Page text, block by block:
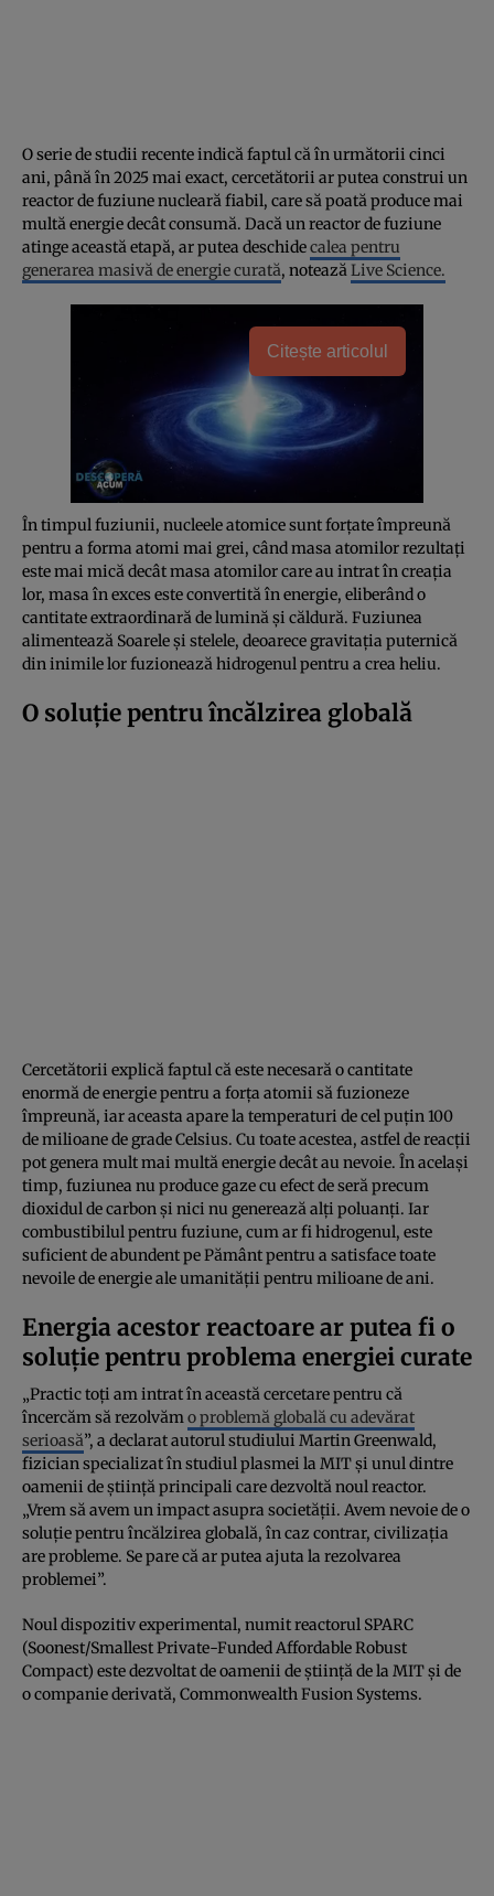
O serie de studii recente indică faptul că în următorii cinci
ani, până în 2025 mai exact, cercetătorii ar putea construi un
reactor de fuziune nucleară fiabil, care să poată produce mai
multă energie decât consumă. Dacă un reactor de fuziune
atinge această etapă, ar putea deschidecalea pentru
generarea masivă de energie curată, noteazăLive Science.
Citește articolul
În timpul fuziunii, nucleele atomice sunt forțate împreună
pentru a forma atomi mai grei, când masa atomilor rezultați
este mai mică decât masa atomilor care au intrat în creația
lor, masa în exces este convertită în energie, eliberând o
cantitate extraordinară de lumină și căldură. Fuziunea
alimentează Soarele și stelele, deoarece gravitația puternică
din inimile lor fuzionează hidrogenul pentru a crea heliu.
O soluție pentru încălzirea globală
Cercetătorii explică faptul că este necesară o cantitate
enormă de energie pentru a forța atomii să fuzioneze
împreună, iar aceasta apare la temperaturi de cel puțin 100
de milioane de grade Celsius. Cu toate acestea, astfel de reacții
pot genera mult mai multă energie decât au nevoie. În același
timp, fuziunea nu produce gaze cu efect de seră precum
dioxidul de carbon și nici nu generează alți poluanți. Iar
combustibilul pentru fuziune, cum ar fi hidrogenul, este
suficient de abundent pe Pământ pentru a satisface toate
nevoile de energie ale umanității pentru milioane de ani.
Energia acestor reactoare ar putea fi o
soluție pentru problema energiei curate
„Practic toți am intrat în această cercetare pentru că
încercăm să rezolvămo problemă globală cu adevărat
serioasă”, a declarat autorul studiului Martin Greenwald,
fizician specializat în studiul plasmei la MIT și unul dintre
oamenii de știință principali care dezvoltă noul reactor.
„Vrem să avem un impact asupra societății. Avem nevoie de o
soluție pentru încălzirea globală, în caz contrar, civilizația
are probleme. Se pare că ar putea ajuta la rezolvarea
problemei”.
Noul dispozitiv experimental, numit reactorul SPARC
(Soonest/Smallest Private-Funded Affordable Robust
Compact) este dezvoltat de oamenii de știință de la MIT și de
o companie derivată, Commonwealth Fusion Systems.